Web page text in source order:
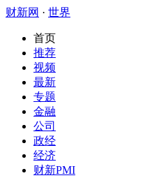
财新网 · 世界
首页
推荐
视频
最新
专题
金融
公司
政经
经济
财新PMI